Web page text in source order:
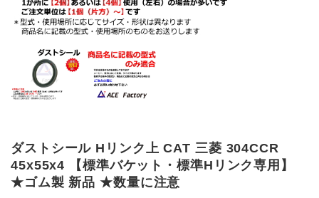
ダストシール Hリンク上 CAT 三菱 304CCR
45x55x4 【標準バケット・標準Hリンク専用】
★ゴム製 新品 ★数量に注意